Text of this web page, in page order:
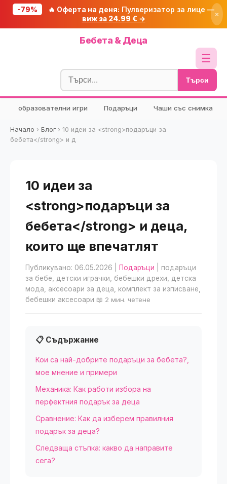
-79% 🔥 Оферта на деня: Пулверизатор за лице —
виж за 24.99 € →
×
Бебета & Деца
☰
Блог
🧮 Калкулатори
🔍 Намери продукт
🎁 Подарък
Търси
образователни игри Подаръци Чаши със снимка
Начало › Блог› 10 идеи за <strong>подаръци за
бебета</strong> и д
10 идеи за
<strong>подаръци за
бебета</strong> и деца,
които ще впечатлят
Публикувано: 06.05.2026 Подаръци | подаръци
за бебе, детски играчки, бебешки дрехи, детска
мода, аксесоари за деца, комплект за изписване,
бебешки аксесоари 📖 2 мин. четене
📋 Съдържание
Кои са най-добрите подаръци за бебета?,
мое мнение и примери
Механика: Как работи избора на
перфектния подарък за деца
Сравнение: Как да изберем правилния
подарък за деца?
Следваща стъпка: какво да направите
сега?